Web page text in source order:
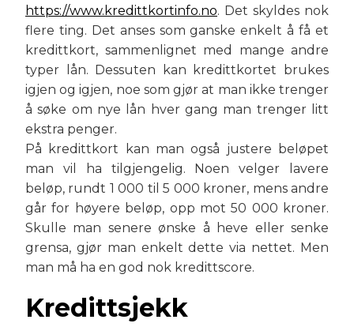
https://www.kredittkortinfo.no. Det skyldes nok
flere ting. Det anses som ganske enkelt å få et
kredittkort, sammenlignet med mange andre
typer lån. Dessuten kan kredittkortet brukes
igjen og igjen, noe som gjør at man ikke trenger
å søke om nye lån hver gang man trenger litt
ekstra penger.
På kredittkort kan man også justere beløpet
man vil ha tilgjengelig. Noen velger lavere
beløp, rundt 1 000 til 5 000 kroner, mens andre
går for høyere beløp, opp mot 50 000 kroner.
Skulle man senere ønske å heve eller senke
grensa, gjør man enkelt dette via nettet. Men
man må ha en god nok kredittscore.
Kredittsjekk